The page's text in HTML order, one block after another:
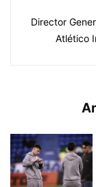
Director
Atlético